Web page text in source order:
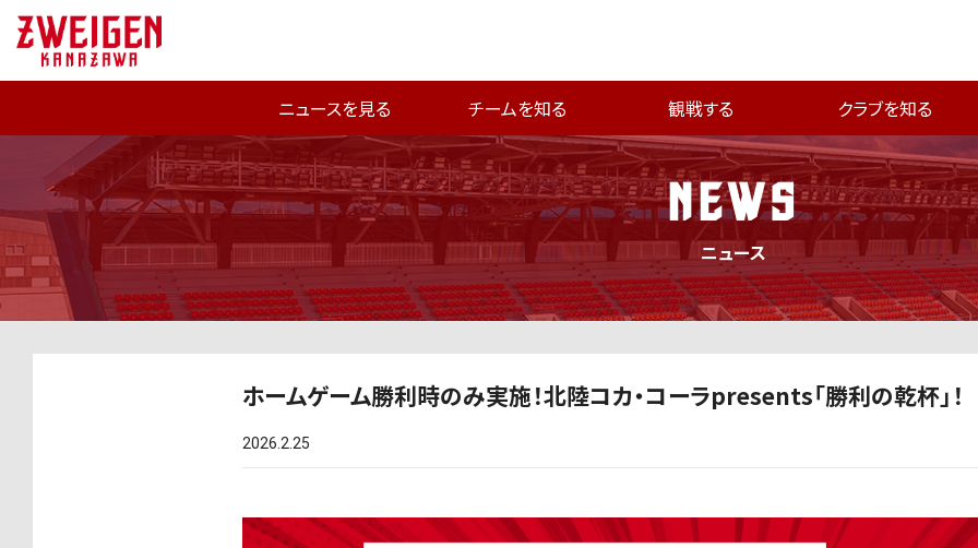
ニュースを見る チームを知る 観戦する クラブを知る
NEWS
ニュース
ホームゲーム勝利時のみ実施！北陸コカ・コーラpresents「勝利の乾杯」！
2026.2.25